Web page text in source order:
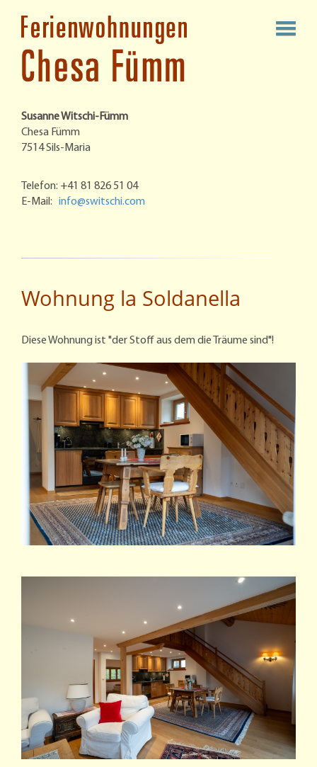
Susanne Witschi-Fümm
Chesa Fümm
7514 Sils-Maria
Telefon: +41 81 826 51 04
E-Mail:info@switschi.com
Wohnung la Soldanella
Diese Wohnung ist "der Stoff aus dem die Träume sind"!